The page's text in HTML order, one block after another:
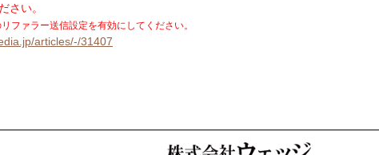
さい。
ファラー送信設定を有効にしてください。
articles/-/31407